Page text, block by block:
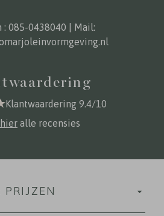
: 085-0438040 | Mail:
Klantwaardering 9.4/10
hier alle recensies